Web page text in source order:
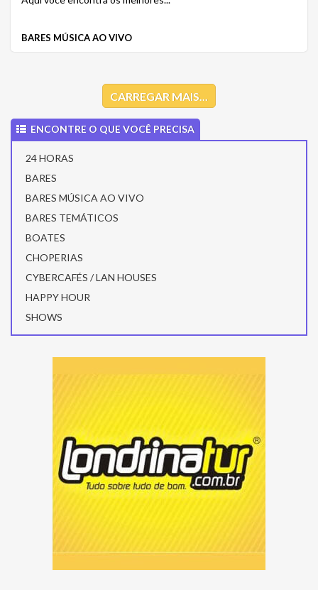
BARES MÚSICA AO VIVO
CARREGAR MAIS...
ENCONTRE O QUE VOCÊ PRECISA
24 HORAS
BARES
BARES MÚSICA AO VIVO
BARES TEMÁTICOS
BOATES
CHOPERIAS
CYBERCAFÉS / LAN HOUSES
HAPPY HOUR
SHOWS